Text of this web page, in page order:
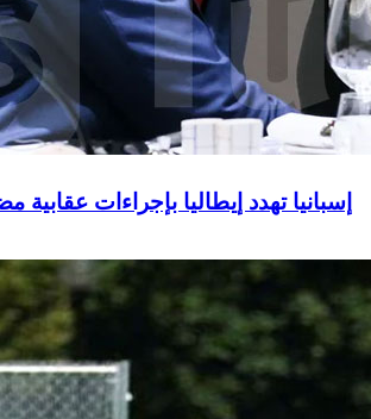
إسبانيا تهدد إيطاليا بإجراءات